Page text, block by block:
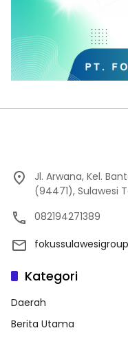
Jl. Arwana, Kel.
(94471), Sulawesi
082194271389
Kategori
Daerah
Berita Utama